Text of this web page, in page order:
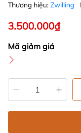
Thương hiệu: Zwilling
3.500.000₫
Mã giảm giá